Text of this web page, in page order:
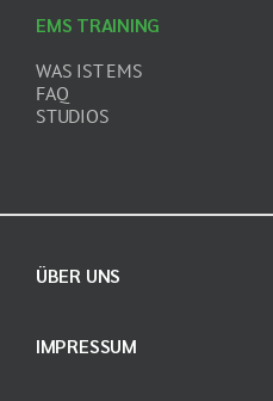
EMS TRAINING
WAS IST EMS
FAQ
STUDIOS
ÜBER UNS
IMPRESSUM